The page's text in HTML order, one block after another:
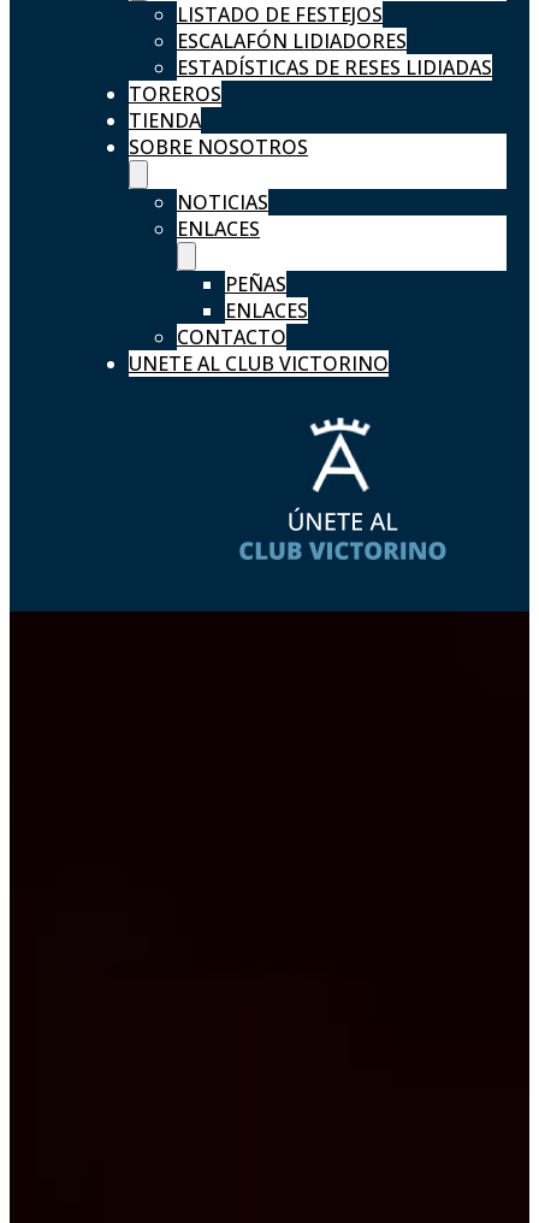
LISTADO DE FESTEJOS
ESCALAFÓN LIDIADORES
ESTADÍSTICAS DE RESES LIDIADAS
TOREROS
TIENDA
SOBRE NOSOTROS
NOTICIAS
ENLACES
PEÑAS
ENLACES
CONTACTO
UNETE AL CLUB VICTORINO